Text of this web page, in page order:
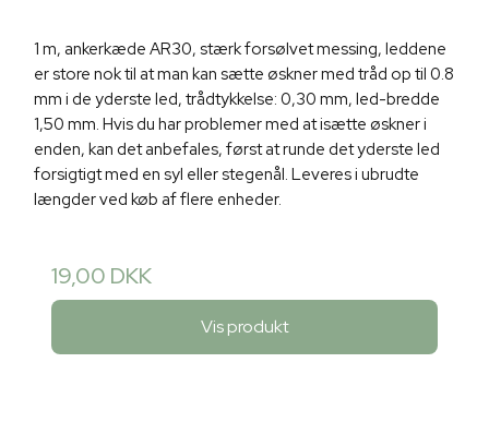
1 m, ankerkæde AR30, stærk forsølvet messing, leddene
er store nok til at man kan sætte øskner med tråd op til 0.8
mm i de yderste led, trådtykkelse: 0,30 mm, led-bredde
1,50 mm. Hvis du har problemer med at isætte øskner i
enden, kan det anbefales, først at runde det yderste led
forsigtigt med en syl eller stegenål. Leveres i ubrudte
længder ved køb af flere enheder.
19,00 DKK
Vis produkt